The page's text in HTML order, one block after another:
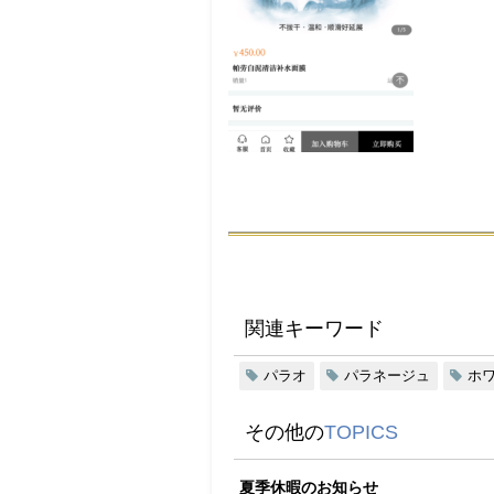
関連キーワード
パラオ パラネージュ ホ
その他のTOPICS
夏季休暇のお知らせ